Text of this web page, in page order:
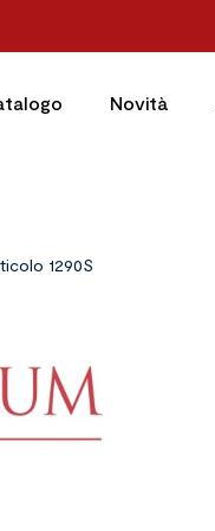
Novità
1290S